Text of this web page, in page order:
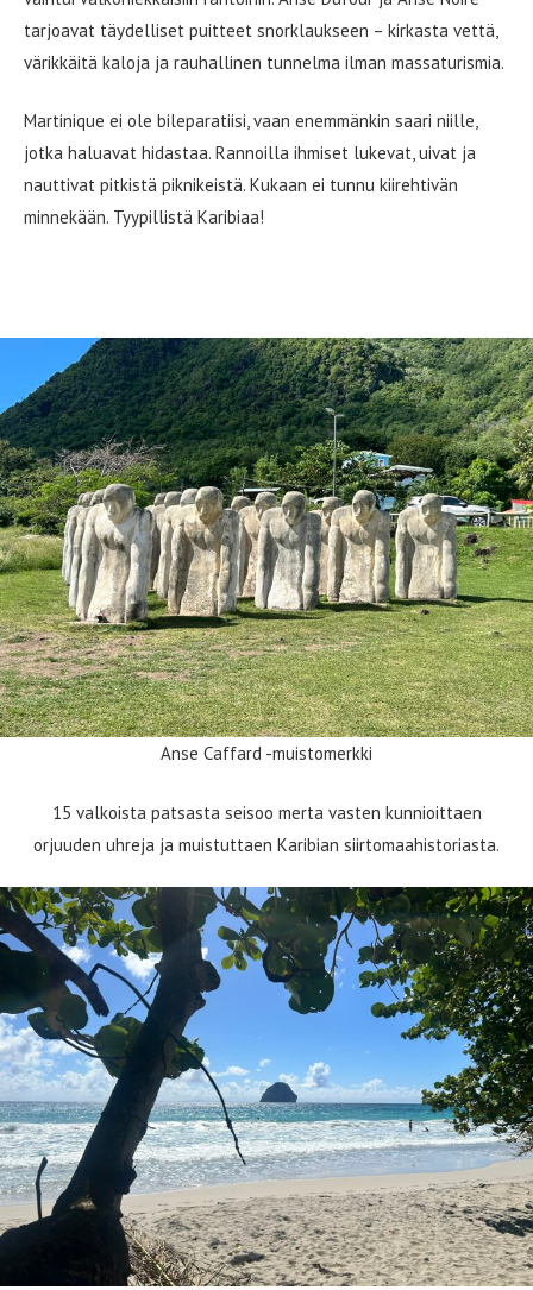
tarjoavat täydelliset puitteet snorklaukseen – kirkasta vettä,
värikkäitä kaloja ja rauhallinen tunnelma ilman massaturismia.
Martinique ei ole bileparatiisi, vaan enemmänkin saari niille,
jotka haluavat hidastaa. Rannoilla ihmiset lukevat, uivat ja
nauttivat pitkistä piknikeistä. Kukaan ei tunnu kiirehtivän
minnekään. Tyypillistä Karibiaa!
Anse Caffard -muistomerkki
15 valkoista patsasta seisoo merta vasten kunnioittaen
orjuuden uhreja ja muistuttaen Karibian siirtomaahistoriasta.